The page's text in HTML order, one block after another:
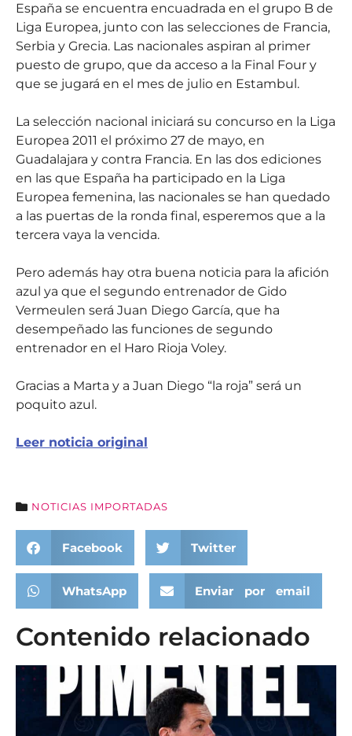
España se encuentra encuadrada en el grupo B de
Liga Europea, junto con las selecciones de Francia,
Serbia y Grecia. Las nacionales aspiran al primer
puesto de grupo, que da acceso a la Final Four y
que se jugará en el mes de julio en Estambul.
La selección nacional iniciará su concurso en la Liga
Europea 2011 el próximo 27 de mayo, en
Guadalajara y contra Francia. En las dos ediciones
en las que España ha participado en la Liga
Europea femenina, las nacionales se han quedado
a las puertas de la ronda final, esperemos que a la
tercera vaya la vencida.
Pero además hay otra buena noticia para la afición
azul ya que el segundo entrenador de Gido
Vermeulen será Juan Diego García, que ha
desempeñado las funciones de segundo
entrenador en el Haro Rioja Voley.
Gracias a Marta y a Juan Diego “la roja” será un
poquito azul.
Leer noticia original
NOTICIAS IMPORTADAS
Facebook Twitter
WhatsApp Enviar por email
Contenido relacionado